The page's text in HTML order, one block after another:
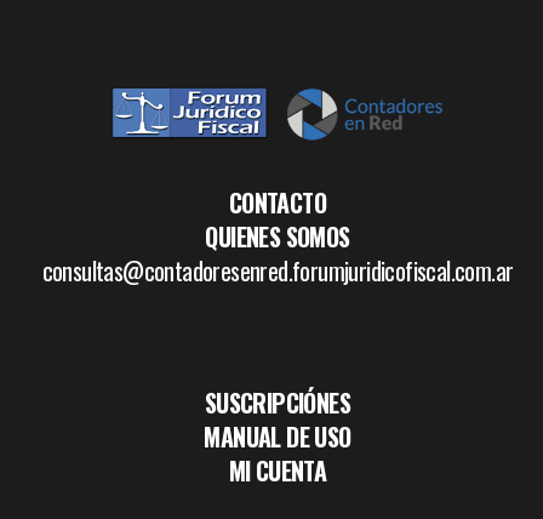
CONTACTO
QUIENES SOMOS
consultas@contadoresenred.forumjuridicofiscal.com.ar
SUSCRIPCIÓNES
MANUAL DE USO
MI CUENTA